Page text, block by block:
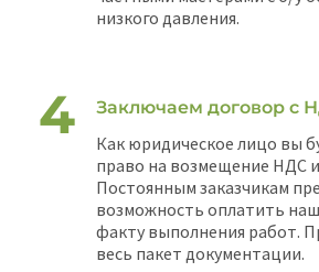
низкого давления.
Заключаем договор с
Как юридическое лицо вы
право на возмещение НДС
Постоянным заказчикам
возможность оплатить
факту выполнения работ.
весь пакет документации.